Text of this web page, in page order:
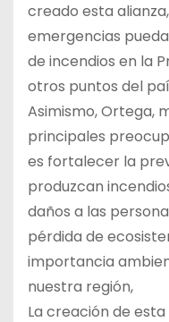
creado esta
emergencias
de incendios en la
otros puntos del
Asimismo, Ortega,
principales
es fortalecer la
produzcan
daños a las
pérdida de
importancia
nuestra región,
La creación de